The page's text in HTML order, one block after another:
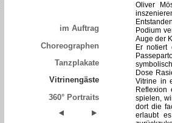
im Auftrag
Choreographen
Tanzplakate
Vitrinengäste
360° Portraits
Oliver
Podium
Auge der
Er notiert
Dose
Vitrine in
Reflexion
spielen,
dort die
erlaubt